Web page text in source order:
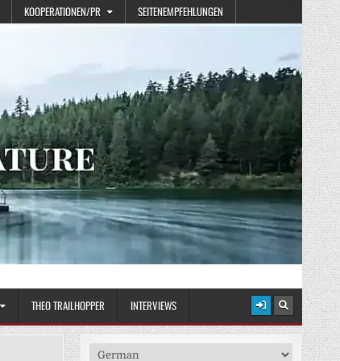
KOOPERATIONEN/PR SEITENEMPFEHLUNGEN
THEO TRAILHOPPER INTERVIEWS